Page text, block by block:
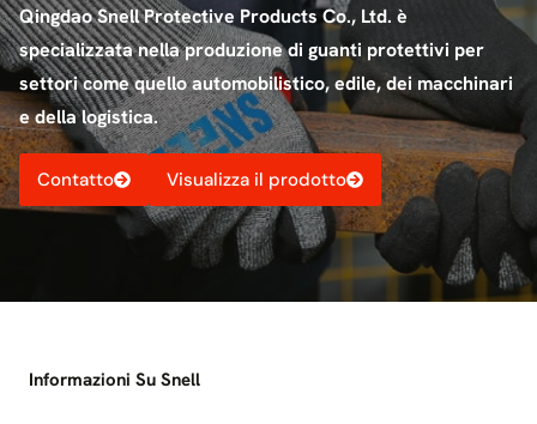
Qingdao Snell Protective Products Co., Ltd. è
specializzata nella produzione di guanti protettivi per
settori come quello automobilistico, edile, dei macchinari
e della logistica.
Contatto Visualizza il prodotto
Informazioni Su Snell